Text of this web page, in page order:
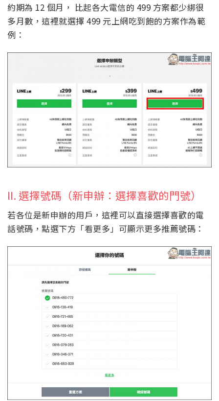
約期為 12 個月， 比起各大電信的 499 方案都少綁很
多月數，這裡就選擇 499 元上網吃到飽的方案作為範
例：
II. 選擇號碼（新申辦：選擇喜歡的門號）
若各位是新申辦的用戶，這裡可以直接選擇喜歡的電
話號碼，點選下方「看更多」可顯示更多推薦號碼：